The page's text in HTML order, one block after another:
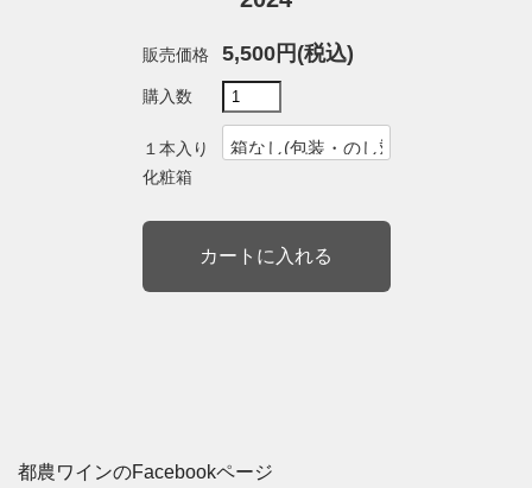
販売価格 5,500円(税込)
購入数
１本入り
化粧箱
都農ワインのFacebookページ